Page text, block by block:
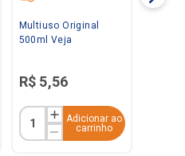
Multiuso Original
500ml Veja
R$ 5,56
Adicionar ao
carrinho